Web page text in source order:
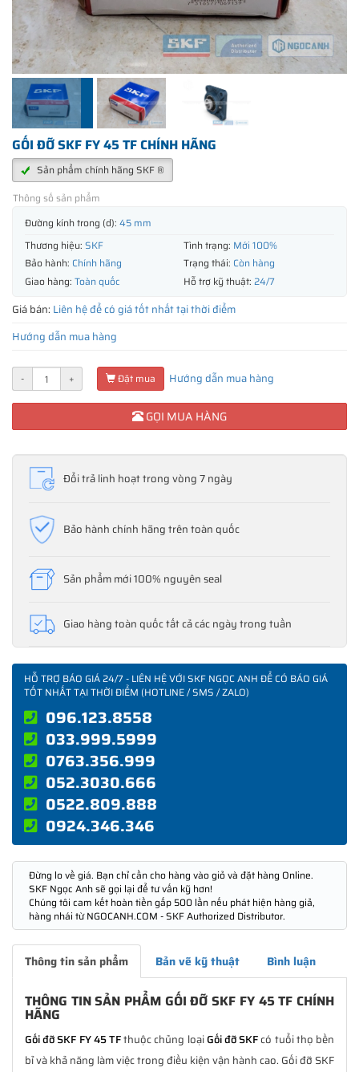
GỐI ĐỠ SKF FY 45 TF CHÍNH HÃNG
Sản phẩm chính hãng SKF ®
Thông số sản phẩm
Đường kính trong (d): 45 mm
Thương hiệu: SKF Tình trạng: Mới 100%
Bảo hành: Chính hãng Trạng thái: Còn hàng
Giao hàng: Toàn quốc Hỗ trợ kỹ thuật: 24/7
Giá bán: Liên hệ để có giá tốt nhất tại thời điểm
Hướng dẫn mua hàng
- + Đặt mua Hướng dẫn mua hàng
GỌI MUA HÀNG
Đổi trả linh hoạt trong vòng 7 ngày
Bảo hành chính hãng trên toàn quốc
Sản phẩm mới 100% nguyên seal
Giao hàng toàn quốc tất cả các ngày trong tuần
HỖ TRỢ BÁO GIÁ 24/7 - LIÊN HỆ VỚI SKF NGỌC ANH ĐỂ CÓ BÁO GIÁ
TỐT NHẤT TẠI THỜI ĐIỂM (HOTLINE / SMS / ZALO)
096.123.8558
033.999.5999
0763.356.999
052.3030.666
0522.809.888
0924.346.346
Đừng lo về giá. Bạn chỉ cần cho hàng vào giỏ và đặt hàng Online.
SKF Ngọc Anh sẽ gọi lại để tư vấn kỹ hơn!
Chúng tôi cam kết hoàn tiền gấp 500 lần nếu phát hiện hàng giả,
hàng nhái từ NGOCANH.COM - SKF Authorized Distributor.
Thông tin sản phẩm Bản vẽ kỹ thuật Bình luận
THÔNG TIN SẢN PHẨM GỐI ĐỠ SKF FY 45 TF CHÍNH
HÃNG
Gối đỡ SKF FY 45 TFthuộc chủng loạiGối đỡ SKFcó tuổi thọ bền
bỉ và khả năng làm việc trong điều kiện vận hành cao. Gối đỡ SKF